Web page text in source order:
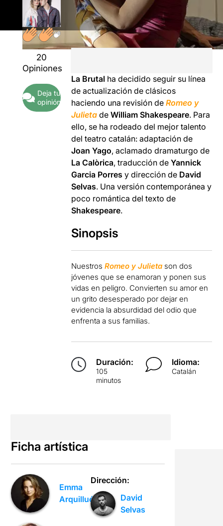
20
Opiniones
Deja tu
opinión
La Brutal ha decidido seguir su línea
de actualización de clásicos
haciendo una revisión deRomeo y
Julieta deWilliam Shakespeare. Para
ello, se ha rodeado del mejor talento
del teatro catalán: adaptación de
Joan Yago, aclamado dramaturgo de
La Calòrica, traducción deYannick
Garcia Porres y dirección de David
Selvas. Una versión contemporánea y
poco romántica del texto de
Shakespeare.
Sinopsis
NuestrosRomeo y Julieta son dos
jóvenes que se enamoran y ponen sus
vidas en peligro. Convierten su amor en
un grito desesperado por dejar en
evidencia la absurdidad del odio que
enfrenta a sus familias.
Duración:
105
minutos
Idioma:
Catalán
Ficha artística
Emma
Arquillué
Dirección:
David
Selvas